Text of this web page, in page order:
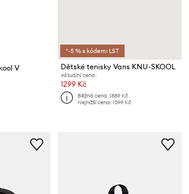
V
*-5 % s kódem: LST
Dětské tenisky Vans KNU-SKOOL
Aktuální cena:
1299 Kč
Běžná cena:1889 Kč
Nejnižší cena:1399 Kč